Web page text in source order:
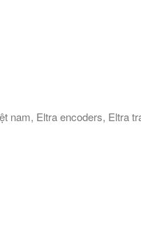
nam, Eltra encoders, Eltra